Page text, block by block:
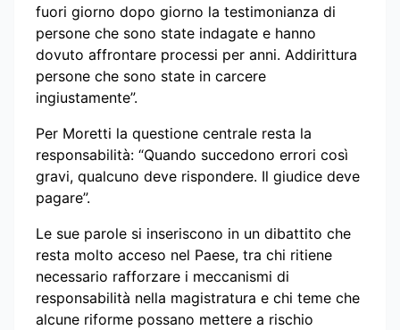
fuori giorno dopo giorno la testimonianza di
persone che sono state indagate e hanno
dovuto affrontare processi per anni. Addirittura
persone che sono state in carcere
ingiustamente”.
Per Moretti la questione centrale resta la
responsabilità: “Quando succedono errori così
gravi, qualcuno deve rispondere. Il giudice deve
pagare”.
Le sue parole si inseriscono in un dibattito che
resta molto acceso nel Paese, tra chi ritiene
necessario rafforzare i meccanismi di
responsabilità nella magistratura e chi teme che
alcune riforme possano mettere a rischio